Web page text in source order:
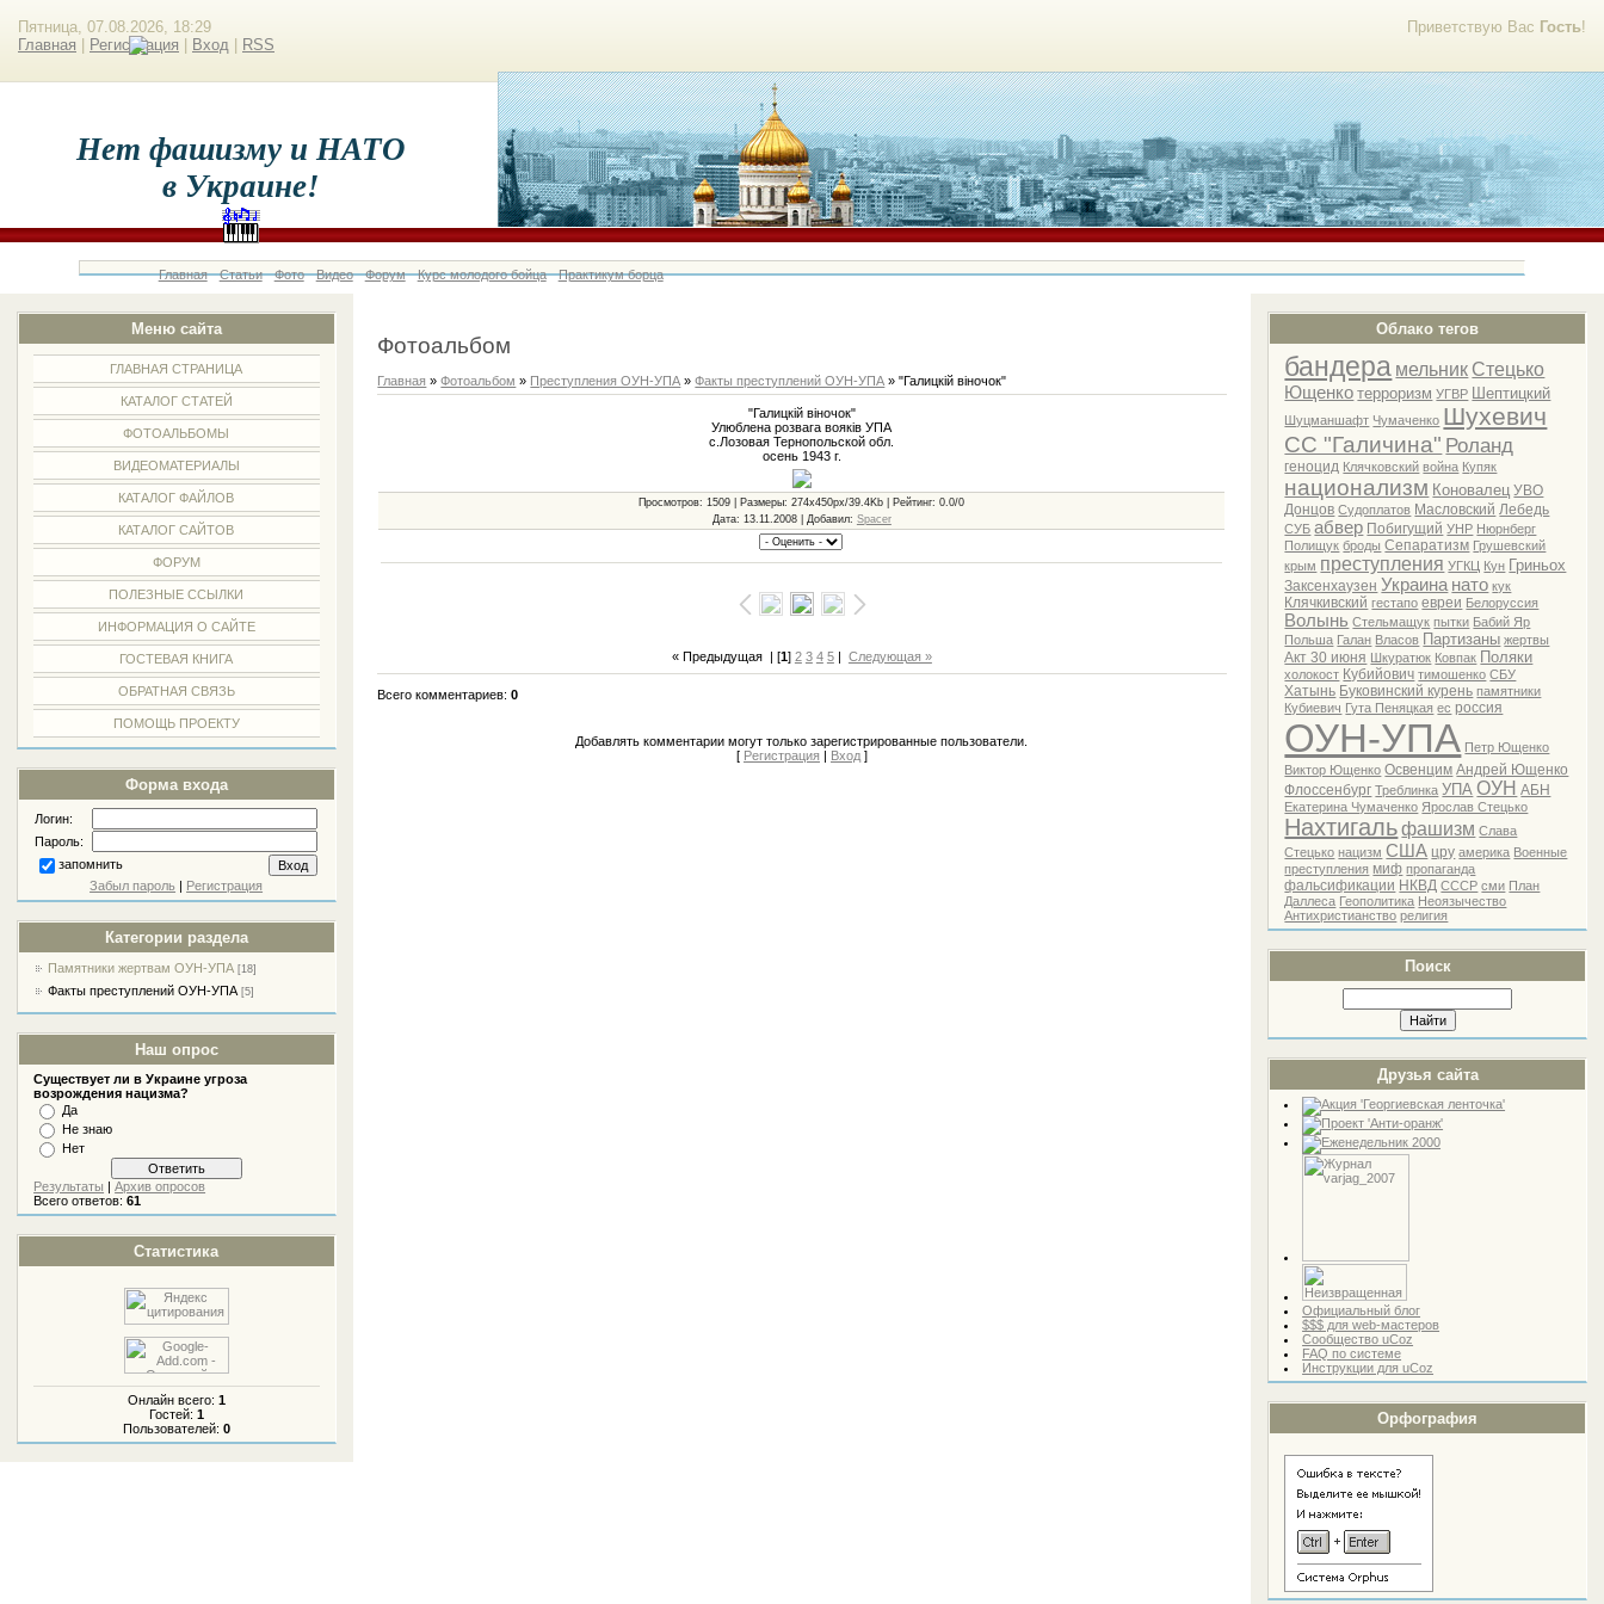
Приветствую Вас Гость!
Пятница, 07.08.2026, 18:29
Главная
Регистрация Вход RSS
Нет фашизму и НАТО
в Украине!
Главная Статьи Фото Видео Форум Курс молодого бойца Практикум борца
Меню сайта
ГЛАВНАЯ СТРАНИЦА
КАТАЛОГ СТАТЕЙ
ФОТОАЛЬБОМЫ
ВИДЕОМАТЕРИАЛЫ
КАТАЛОГ ФАЙЛОВ
КАТАЛОГ САЙТОВ
ФОРУМ
ПОЛЕЗНЫЕ ССЫЛКИ
ИНФОРМАЦИЯ О САЙТЕ
ГОСТЕВАЯ КНИГА
ОБРАТНАЯ СВЯЗЬ
ПОМОЩЬ ПРОЕКТУ
Форма входа
Логин:
Пароль:
запомнить
Забыл пароль | Регистрация
Категории раздела
Памятники жертвам ОУН-УПА [18]
Факты преступлений ОУН-УПА [5]
Наш опрос
Существует ли в Украине угроза
возрождения нацизма?
Да
Не знаю
Нет
Результаты |Архив опросов
Всего ответов:61
Статистика
Онлайн всего: 1
Гостей: 1
Пользователей: 0
Облако тегов
бандера мельник Стецько
Ющенко терроризм УГВР Шептицкий
Шуцманшафт Чумаченко Шухевич
СС "Галичина" Роланд
геноцид Клячковский война Купяк
национализм Коновалец УВО
Донцов Судоплатов Масловский Лебедь
СУБ абвер Побигущий УНР Нюрнберг
Полищук броды Сепаратизм Грушевский
крым преступления УГКЦ Кун Гриньох
Заксенхаузен Украина нато кук
Клячкивский гестапо евреи Белоруссия
Волынь Стельмащук пытки Бабий Яр
Польша Галан Власов Партизаны жертвы
Акт 30 июня Шкуратюк Ковпак Поляки
холокост Кубийович тимошенко СБУ
Хатынь Буковинский курень памятники
Кубиевич Гута Пеняцкая ес россия
ОУН-УПА Петр Ющенко
Виктор Ющенко Освенцим Андрей Ющенко
Флоссенбург Треблинка УПА ОУН АБН
Екатерина Чумаченко Ярослав Стецько
Нахтигаль фашизм Слава
Стецько нацизм США цру америка Военные
преступления миф пропаганда
фальсификации НКВД СССР сми План
Даллеса Геополитика Неоязычество
Антихристианство религия
Поиск
Друзья сайта
Официальный блог
$$$ для web-мастеров
Сообщество uCoz
FAQ по системе
Инструкции для uCoz
Орфография
Фотоальбом
Главная »Фотоальбом » Преступления ОУН-УПА »Факты преступлений ОУН-УПА » "Галицкій віночок"
"Галицкій віночок"
Улюблена розвага вояків УПА
с.Лозовая Тернопольской обл.
осень 1943 г.
Просмотров: 1509 | Размеры: 274x450px/39.4Kb | Рейтинг: 0.0/0
Дата: 13.11.2008 | Добавил: Spacer
« Предыдущая| [1] 2 3 4 5| Следующая »
Всего комментариев:0
Добавлять комментарии могут только зарегистрированные пользователи.
[ Регистрация Вход]